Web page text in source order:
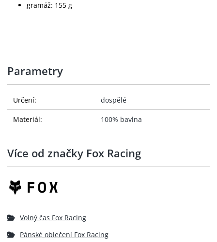
gramáž: 155 g
Parametry
Určení: dospělé
Materiál: 100% bavlna
Více od značky Fox Racing
Volný čas Fox Racing
Pánské oblečení Fox Racing